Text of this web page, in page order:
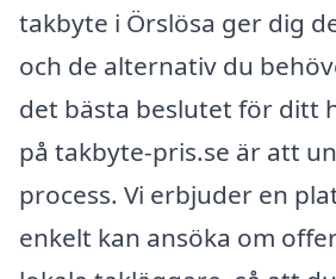
takbyte i Örslösa ger dig
och de alternativ du
det bästa beslutet för ditt
på takbyte-pris.se är att
process. Vi erbjuder en
enkelt kan ansöka om